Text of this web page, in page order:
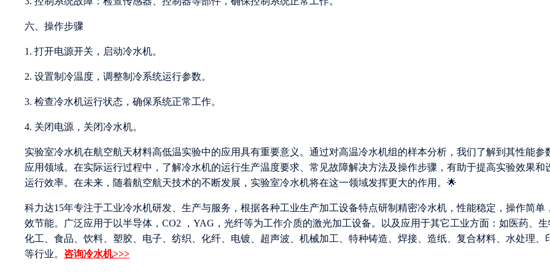
六、操作步骤
1. 打开电源开关，启动冷水机。
2. 设置制冷温度，调整制冷系统运行参数。
3. 检查冷水机运行状态，确保系统正常工作。
4. 关闭电源，关闭冷水机。
实验室冷水机在航空航天材料高低温实验中的应用具有重要意义。通过对高温冷水机组的样本分析，我们了解到其性能参
应用领域。在实际运行过程中，了解冷水机的运行生产温度要求、常见故障解决方法及操作步骤，有助于提高实验效果和
运行效率。在未来，随着航空航天技术的不断发展，实验室冷水机将在这一领域发挥更大的作用。🌟
科力达15年专注于工业冷水机研发、生产与服务，根据各种工业生产加工设备特点研制精密冷水机，性能稳定，操作简单
效节能。广泛应用于以半导体，CO2 ，YAG，光纤等为工作介质的激光加工设备。以及应用于其它工业方面：如医药、生
化工、食品、饮料、塑胶、电子、纺织、化纤、电镀、超声波、机械加工、特种铸造、焊接、造纸、复合材料、水处理、
等行业。 咨询冷水机>>>